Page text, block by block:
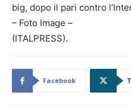
big, dopo il pari contro
– Foto Image –
(ITALPRESS).
Facebook